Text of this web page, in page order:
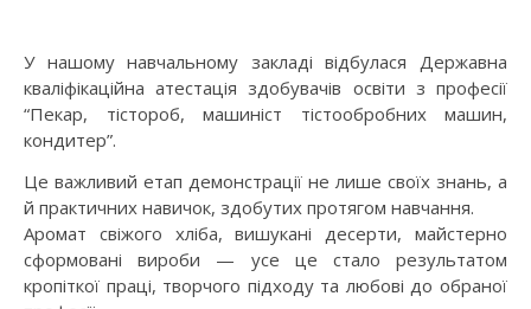
У нашому навчальному закладі відбулася Державна
кваліфікаційна атестація здобувачів освіти з професії
“Пекар, тістороб, машиніст тістообробних машин,
кондитер”.
Це важливий етап демонстрації не лише своїх знань, а
й практичних навичок, здобутих протягом навчання.
Аромат свіжого хліба, вишукані десерти, майстерно
сформовані вироби — усе це стало результатом
кропіткої праці, творчого підходу та любові до обраної